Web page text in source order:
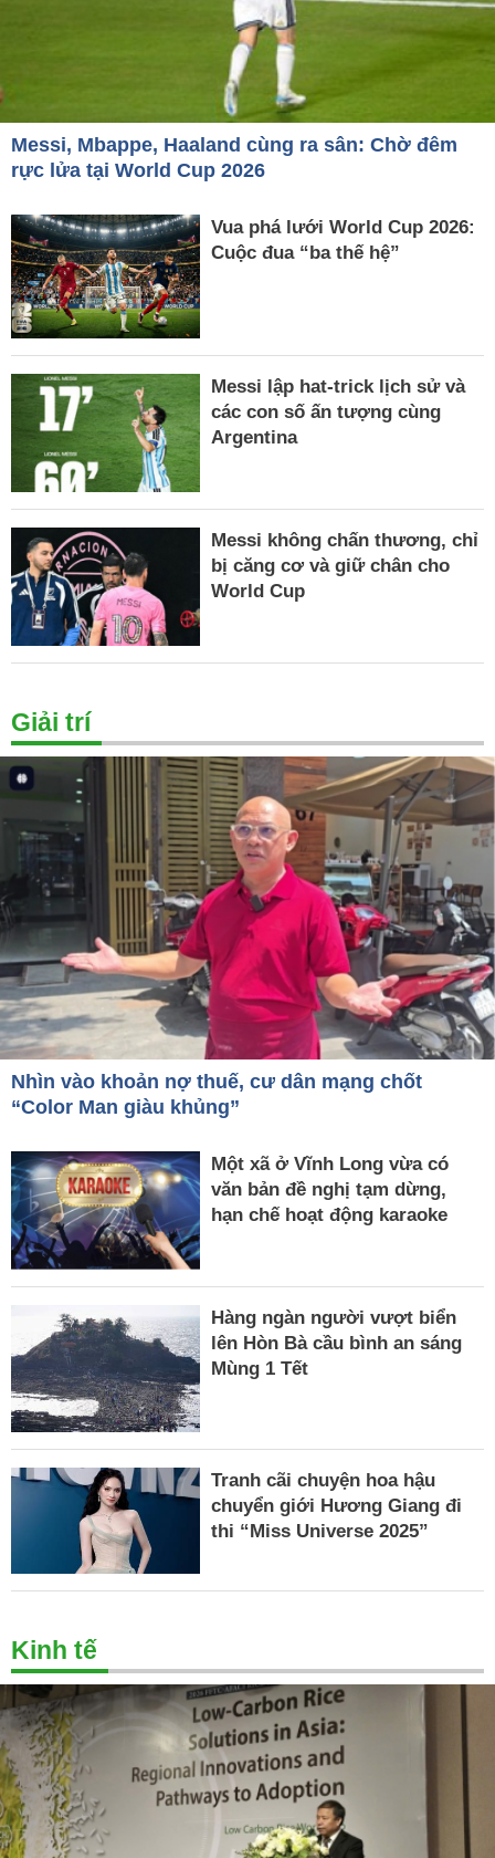
Messi, Mbappe, Haaland cùng ra sân: Chờ đêm
rực lửa tại World Cup 2026
Vua phá lưới World Cup 2026:
Cuộc đua “ba thế hệ”
Messi lập hat-trick lịch sử và
các con số ấn tượng cùng
Argentina
Messi không chấn thương, chỉ
bị căng cơ và giữ chân cho
World Cup
Giải trí
Nhìn vào khoản nợ thuế, cư dân mạng chốt
“Color Man giàu khủng”
Một xã ở Vĩnh Long vừa có
văn bản đề nghị tạm dừng,
hạn chế hoạt động karaoke
Hàng ngàn người vượt biển
lên Hòn Bà cầu bình an sáng
Mùng 1 Tết
Tranh cãi chuyện hoa hậu
chuyển giới Hương Giang đi
thi “Miss Universe 2025”
Kinh tế